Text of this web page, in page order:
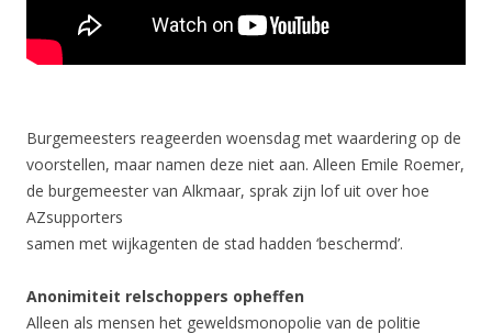
Burgemeesters reageerden woensdag met waardering op de
voorstellen, maar namen deze niet aan. Alleen Emile Roemer,
de burgemeester van Alkmaar, sprak zijn lof uit over hoe
AZsupporters
samen met wijkagenten de stad hadden ‘beschermd’.
Anonimiteit relschoppers opheffen
Alleen als mensen het geweldsmonopolie van de politie